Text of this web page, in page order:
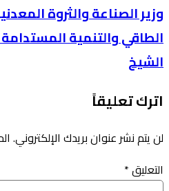
وزير الصناعة والثروة
الطاقي والتنمية
الشيخ
اترك تعليقاً
لن يتم نشر عنوان بريدك الإلكتروني.
التعليق*